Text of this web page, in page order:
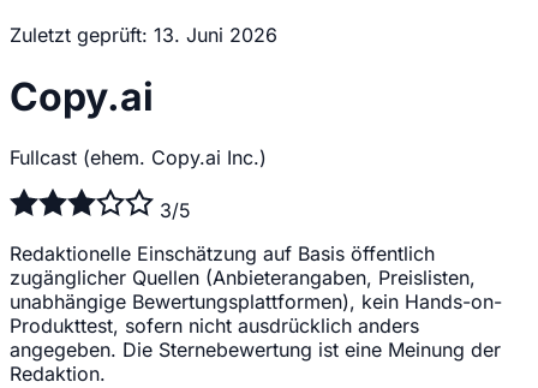
Zuletzt geprüft: 13. Juni 2026
Copy.ai
Fullcast (ehem. Copy.ai Inc.)
3/5
Redaktionelle Einschätzung auf Basis öffentlich
zugänglicher Quellen (Anbieterangaben, Preislisten,
unabhängige Bewertungsplattformen), kein Hands-on-
Produkttest, sofern nicht ausdrücklich anders
angegeben. Die Sternebewertung ist eine Meinung der
Redaktion.